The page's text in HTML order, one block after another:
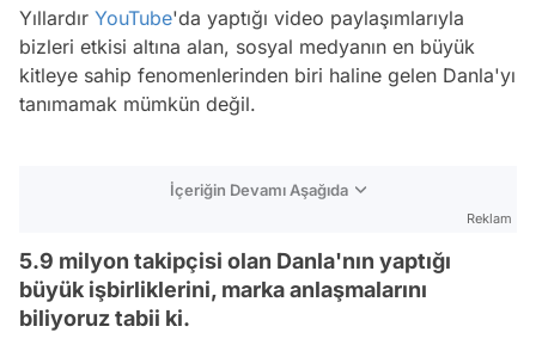
Yıllardır YouTube'da yaptığı video paylaşımlarıyla
bizleri etkisi altına alan, sosyal medyanın en büyük
kitleye sahip fenomenlerinden biri haline gelen Danla'yı
tanımamak mümkün değil.
İçeriğin Devamı Aşağıda
Reklam
5.9 milyon takipçisi olan Danla'nın yaptığı
büyük işbirliklerini, marka anlaşmalarını
biliyoruz tabii ki.